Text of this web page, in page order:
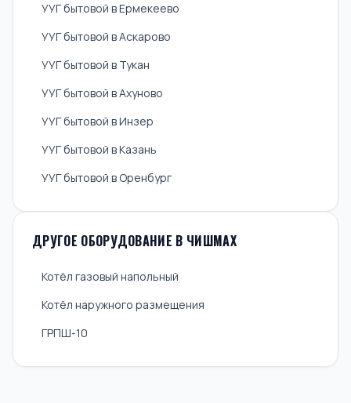
УУГ бытовой в Ермекеево
УУГ бытовой в Аскарово
УУГ бытовой в Тукан
УУГ бытовой в Ахуново
УУГ бытовой в Инзер
УУГ бытовой в Казань
УУГ бытовой в Оренбург
ДРУГОЕ ОБОРУДОВАНИЕ В ЧИШМАХ
Котёл газовый напольный
Котёл наружного размещения
ГРПШ-10